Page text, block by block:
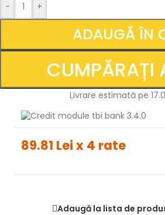
- +
ADAUGĂ ÎN
CUMPĂRAȚI
Livrare estimată pe
89.81 Lei x 4 rate
Adaugă la lista de